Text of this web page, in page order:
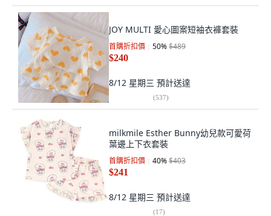
JOY MULTI 愛心圖案短袖衣褲套裝
首購折扣價 50%$489
$240
8/12 星期三 預計送達
(537)
milkmile Esther Bunny幼兒款可愛荷
葉邊上下衣套裝
首購折扣價 40%$403
$241
8/12 星期三 預計送達
(17)